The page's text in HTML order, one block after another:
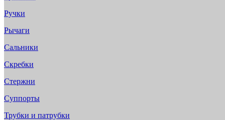
Ручки
Рычаги
Сальники
Скребки
Стержни
Суппорты
Трубки и патрубки